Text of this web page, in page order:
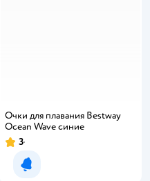
Очки для плавания Bestway
Ocean Wave синие
3
Уведомить о появлении